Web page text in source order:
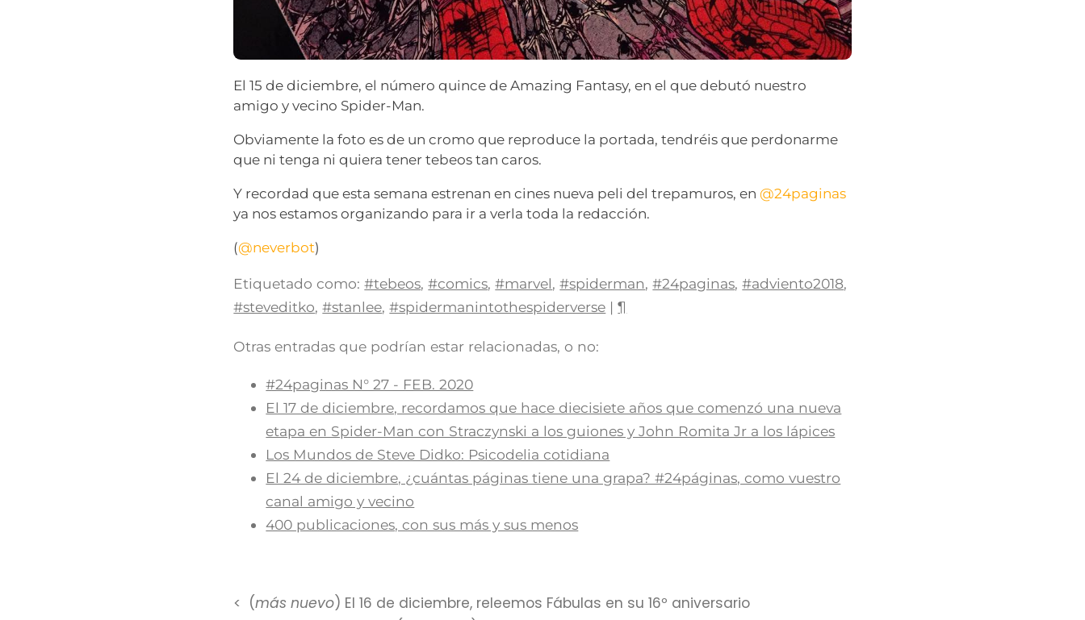
El 15 de diciembre, el número quince de Amazing Fantasy, en el que debutó nuestro
amigo y vecino Spider-Man.
Obviamente la foto es de un cromo que reproduce la portada, tendréis que perdonarme
que ni tenga ni quiera tener tebeos tan caros.
Y recordad que esta semana estrenan en cines nueva peli del trepamuros, en @24paginas
ya nos estamos organizando para ir a verla toda la redacción.
(@neverbot)
Etiquetado como: #tebeos,#comics,#marvel,#spiderman,#24paginas,#adviento2018,
#steveditko,#stanlee,#spidermanintothespiderverse |¶
Otras entradas que podrían estar relacionadas, o no:
#24paginas N° 27 - FEB. 2020
El 17 de diciembre, recordamos que hace diecisiete años que comenzó una nueva
etapa en Spider-Man con Straczynski a los guiones y John Romita Jr a los lápices
Los Mundos de Steve Didko: Psicodelia cotidiana
El 24 de diciembre, ¿cuántas páginas tiene una grapa? #24páginas, como vuestro
canal amigo y vecino
400 publicaciones, con sus más y sus menos
(más nuevo) El 16 de diciembre, releemos Fábulas en su 16º aniversario